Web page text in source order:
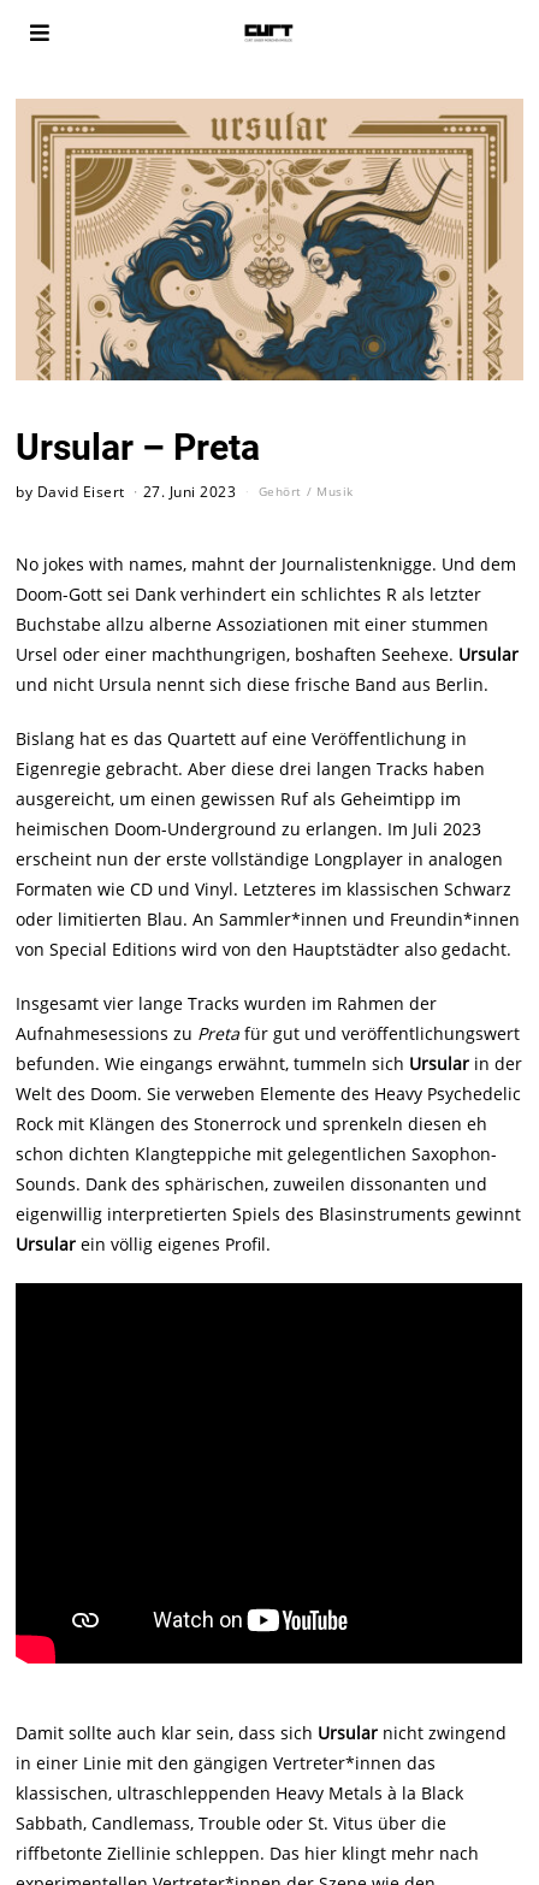
Ursular – Preta
by David Eisert 27. Juni 2023 Gehört / Musik
No jokes with names, mahnt der Journalistenknigge. Und dem
Doom-Gott sei Dank verhindert ein schlichtes R als letzter
Buchstabe allzu alberne Assoziationen mit einer stummen
Ursel oder einer machthungrigen, boshaften Seehexe. Ursular
und nicht Ursula nennt sich diese frische Band aus Berlin.
Bislang hat es das Quartett auf eine Veröffentlichung in
Eigenregie gebracht. Aber diese drei langen Tracks haben
ausgereicht, um einen gewissen Ruf als Geheimtipp im
heimischen Doom-Underground zu erlangen. Im Juli 2023
erscheint nun der erste vollständige Longplayer in analogen
Formaten wie CD und Vinyl. Letzteres im klassischen Schwarz
oder limitierten Blau. An Sammler*innen und Freundin*innen
von Special Editions wird von den Hauptstädter also gedacht.
Insgesamt vier lange Tracks wurden im Rahmen der
Aufnahmesessions zu Preta für gut und veröffentlichungswert
befunden. Wie eingangs erwähnt, tummeln sich Ursular in der
Welt des Doom. Sie verweben Elemente des Heavy Psychedelic
Rock mit Klängen des Stonerrock und sprenkeln diesen eh
schon dichten Klangteppiche mit gelegentlichen Saxophon-
Sounds. Dank des sphärischen, zuweilen dissonanten und
eigenwillig interpretierten Spiels des Blasinstruments gewinnt
Ursular ein völlig eigenes Profil.
Damit sollte auch klar sein, dass sich Ursular nicht zwingend
in einer Linie mit den gängigen Vertreter*innen das
klassischen, ultraschleppenden Heavy Metals à la Black
Sabbath, Candlemass, Trouble oder St. Vitus über die
riffbetonte Ziellinie schleppen. Das hier klingt mehr nach